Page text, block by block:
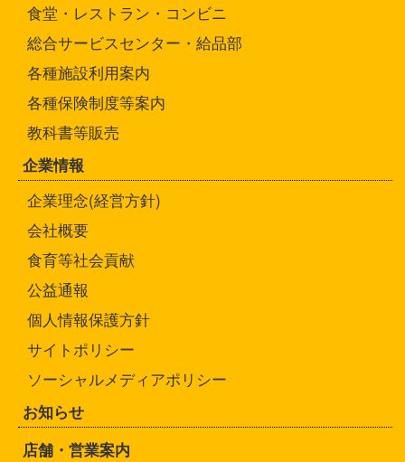
食堂・レストラン・コンビニ
総合サービスセンター・給品部
各種施設利用案内
各種保険制度等案内
教科書等販売
企業情報
企業理念(経営方針)
会社概要
食育等社会貢献
公益通報
個人情報保護方針
サイトポリシー
ソーシャルメディアポリシー
お知らせ
店舗・営業案内